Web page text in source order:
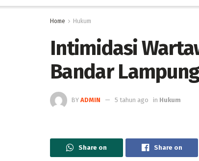
Home Hukum
Intimidasi
Bandar
BY ADMIN 5 tahun ago in Hukum
Share on Share on